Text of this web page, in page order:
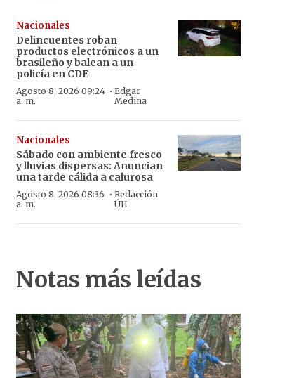
Nacionales
Delincuentes roban
productos electrónicos a un
brasileño y balean a un
policía en CDE
Agosto 8, 2026 09:24
a. m.
· Edgar
Medina
Nacionales
Sábado con ambiente fresco
y lluvias dispersas: Anuncian
una tarde cálida a calurosa
Agosto 8, 2026 08:36
a. m.
·Redacción
ÚH
Notas más leídas